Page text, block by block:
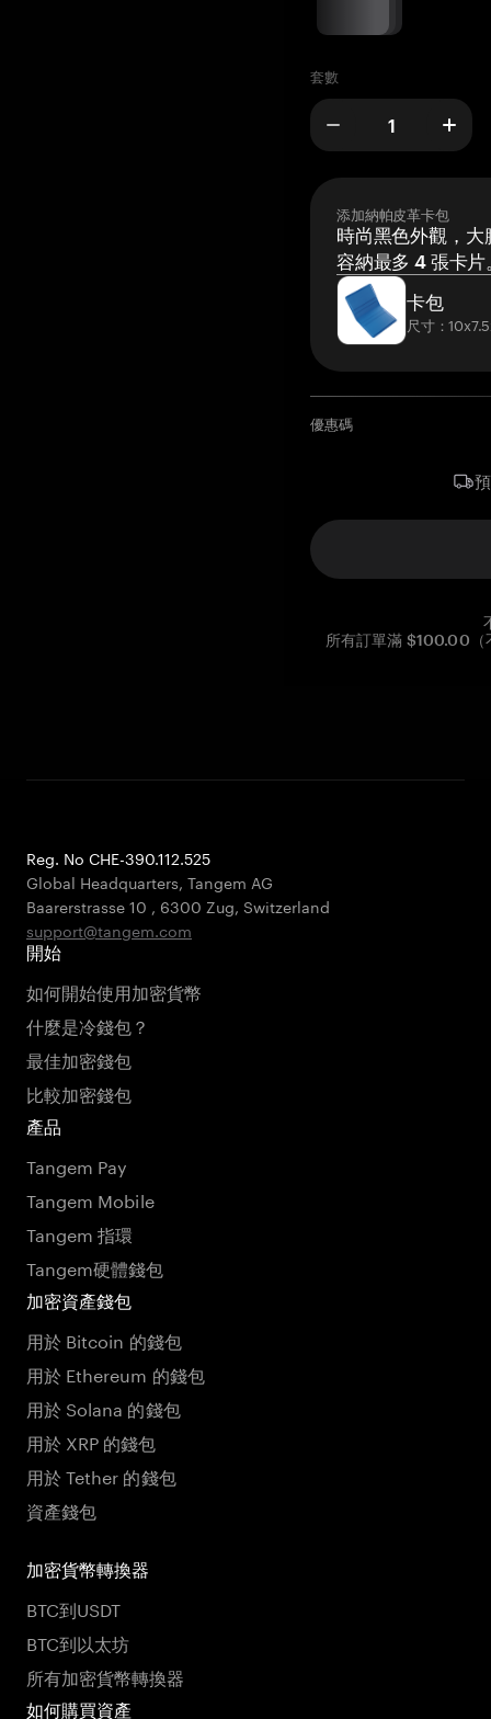
套數
添加納帕皮革卡包
時尚黑色外觀，大
容納最多 4 張卡片
卡包
尺寸：
優惠碼
所有訂單滿 $100.00（
Reg. No CHE-390.112.525
Global Headquarters, Tangem AG
Baarerstrasse 10 , 6300 Zug, Switzerland
support@tangem.com
開始
如何開始使用加密貨幣
什麼是冷錢包？
最佳加密錢包
比較加密錢包
產品
Tangem Pay
Tangem Mobile
Tangem 指環
Tangem硬體錢包
加密資產錢包
用於 Bitcoin 的錢包
用於 Ethereum 的錢包
用於 Solana 的錢包
用於 XRP 的錢包
用於 Tether 的錢包
資產錢包
加密貨幣轉換器
BTC到USDT
BTC到以太坊
所有加密貨幣轉換器
如何購買資產